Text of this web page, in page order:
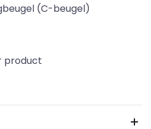
(C-beugel)
product